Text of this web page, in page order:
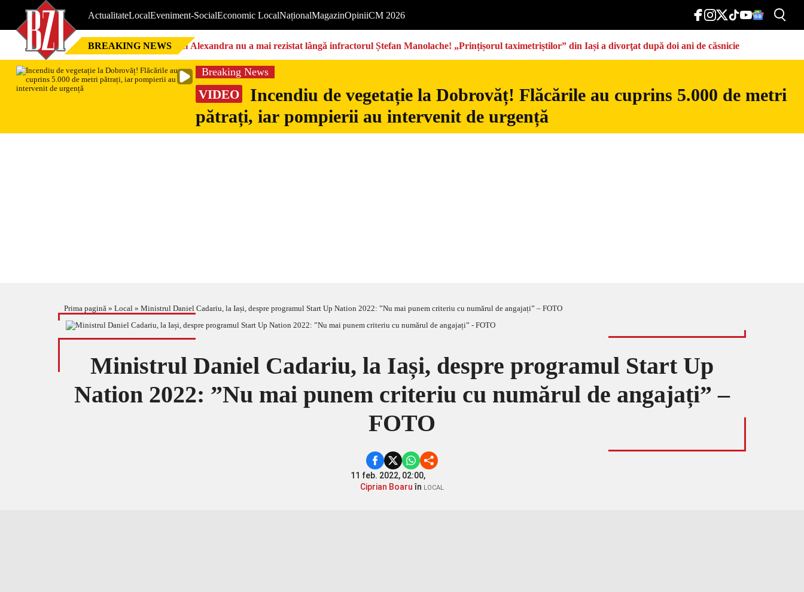
ActualitateLocalEveniment-SocialEconomic LocalNaționalMagazinOpiniiCM 2026
BREAKING NEWS Nici Alexandra nu a mai rezistat lângă infractorul Ștefan Manolache! „Prințișorul taximetriștilor” din Iași a divorţat după doi ani de căsnicie
Breaking News
VIDEO
Incendiu de vegetație la Dobrovăț! Flăcările au cuprins 5.000 de metri
pătrați, iar pompierii au intervenit de urgență
Prima pagină » Local » Ministrul Daniel Cadariu, la Iași, despre programul Start Up Nation 2022: ”Nu mai punem criteriu cu numărul de angajați” – FOTO
Ministrul Daniel Cadariu, la Iași, despre programul Start Up
Nation 2022: ”Nu mai punem criteriu cu numărul de angajați” –
FOTO
11 feb. 2022, 02:00,
Ciprian Boaruîn LOCAL